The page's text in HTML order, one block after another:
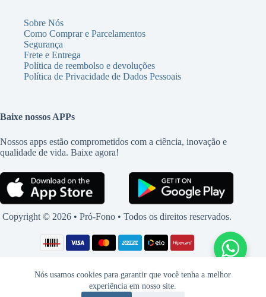
Nós usamos cookies para garantir que você tenha a melhor
experiência em nosso site.
Sobre Nós
Como Comprar e Parcelamentos
Segurança
Frete e Entrega
Política de reembolso e devoluções
Política de Privacidade de Dados Pessoais
Baixe nossos APPs
Nossos apps estão comprometidos com a ciência, inovação e
qualidade de vida. Baixe agora!
Copyright © 2026 • Pró-Fono • Todos os direitos reservados.